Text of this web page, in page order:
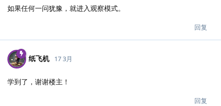
如果任何一问犹豫，就进入观察模式。
回复
纸飞机 17 3月
学到了，谢谢楼主！
回复